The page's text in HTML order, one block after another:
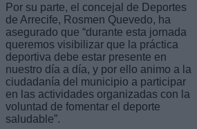
Por su parte, el concejal de Deportes
de Arrecife, Rosmen Quevedo, ha
asegurado que “durante esta jornada
queremos visibilizar que la práctica
deportiva debe estar presente en
nuestro día a día, y por ello animo a la
ciudadanía del municipio a participar
en las actividades organizadas con la
voluntad de fomentar el deporte
saludable”.